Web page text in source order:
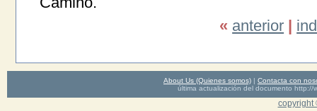
« anterior
About Us (Quienes somos) | Contacta con
última actualización del documento http://
copyright